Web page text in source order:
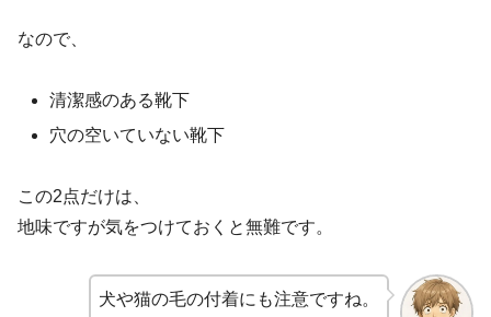
なので、
清潔感のある靴下
穴の空いていない靴下
この2点だけは、
地味ですが気をつけておくと無難です。
犬や猫の毛の付着にも注意ですね。